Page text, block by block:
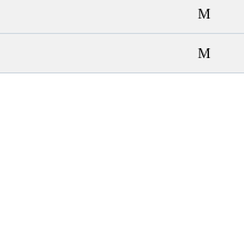
М
М